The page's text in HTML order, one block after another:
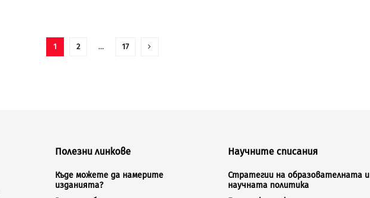
1 2 … 17
Полезни линкове
Къде можете да намерите
изданията?
Научните списания
Стратегии на образователната и
научната политика